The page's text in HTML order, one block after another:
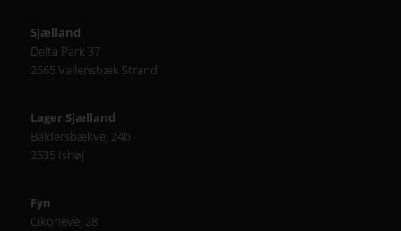
Sjælland
Delta Park 37
2665 Vallensbæk Strand
Lager Sjælland
Baldersbækvej 24b
2635 Ishøj
Fyn
Cikorievej 28